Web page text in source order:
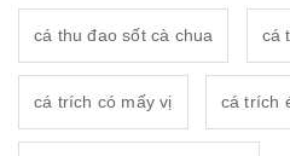
cá thu đao sốt cà chua cá
cá trích có mấy vị cá trích